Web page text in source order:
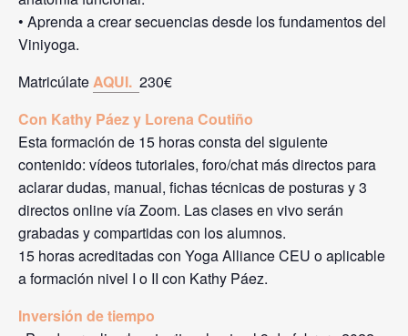
• Aprenda a crear secuencias desde los fundamentos del
Viniyoga.
MatricúlateAQUI. 230€
Con Kathy Páez y Lorena Coutiño
Esta formación de 15 horas consta del siguiente
contenido: vídeos tutoriales, foro/chat más directos para
aclarar dudas, manual, fichas técnicas de posturas y 3
directos online vía Zoom. Las clases en vivo serán
grabadas y compartidas con los alumnos.
15 horas acreditadas con Yoga Alliance CEU o aplicable
a formación nivel I o II con Kathy Páez.
Inversión de tiempo